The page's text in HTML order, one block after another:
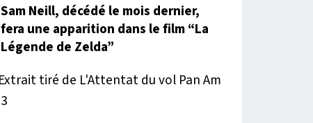
Sam Neill, décédé le mois dernier,
fera une apparition dans le film “La
Légende de Zelda”